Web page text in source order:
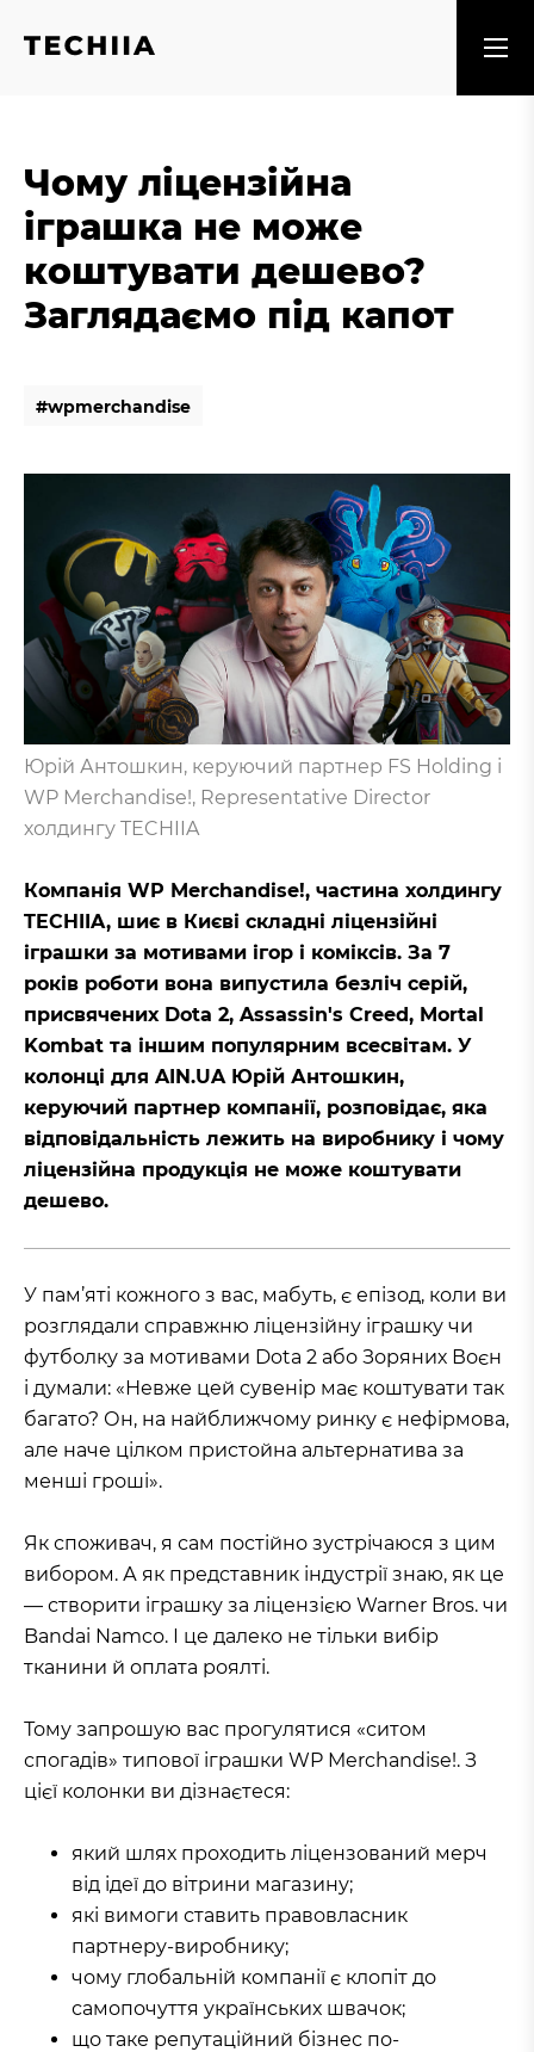
Чому ліцензійна
іграшка не може
коштувати дешево?
Заглядаємо під капот
#wpmerchandise
Юрій Антошкин, керуючий партнер FS Holding і
WP Merchandise!, Representative Director
холдингу TECHIIA
Компанія WP Merchandise!, частина холдингу
TECHIIA, шиє в Києві складні ліцензійні
іграшки за мотивами ігор і коміксів. За 7
років роботи вона випустила безліч серій,
присвячених Dota 2, Assassin's Creed, Mortal
Kombat та іншим популярним всесвітам. У
колонці для AIN.UA Юрій Антошкин,
керуючий партнер компанії, розповідає, яка
відповідальність лежить на виробнику і чому
ліцензійна продукція не може коштувати
дешево.
У пам’яті кожного з вас, мабуть, є епізод, коли ви
розглядали справжню ліцензійну іграшку чи
футболку за мотивами Dota 2 або Зоряних Воєн
і думали: «Невже цей сувенір має коштувати так
багато? Он, на найближчому ринку є нефірмова,
але наче цілком пристойна альтернатива за
менші гроші».
Як споживач, я сам постійно зустрічаюся з цим
вибором. А як представник індустрії знаю, як це
— створити іграшку за ліцензією Warner Bros. чи
Bandai Namco. І це далеко не тільки вибір
тканини й оплата роялті.
Тому запрошую вас прогулятися «ситом
спогадів» типової іграшки WP Merchandise!. З
цієї колонки ви дізнаєтеся:
який шлях проходить ліцензований мерч
від ідеї до вітрини магазину;
які вимоги ставить правовласник
партнеру-виробнику;
чому глобальній компанії є клопіт до
самопочуття українських швачок;
що таке репутаційний бізнес по-